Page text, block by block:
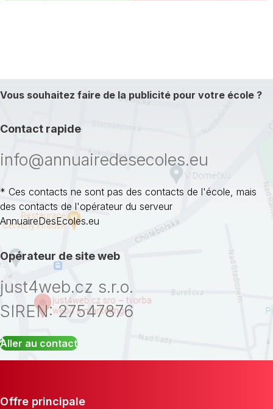
Vous souhaitez faire de la publicité pour votre école ?
Contact rapide
info@annuairedesecoles.eu
* Ces contacts ne sont pas des contacts de l'école, mais
des contacts de l'opérateur du serveur
AnnuaireDesEcoles.eu
Opérateur de site web
just4web.cz s.r.o.
SIREN: 27547876
Aller au contact
Offre principale